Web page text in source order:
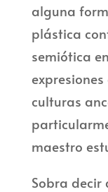
alguna
plástica
semiótica
culturas
maestro
Sobra decir